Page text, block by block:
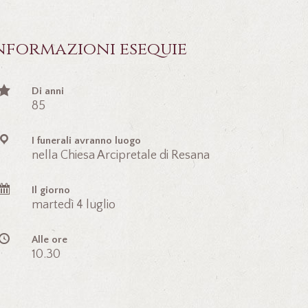
esequie
Di anni
85
I funerali avranno luogo
nella Chiesa Arcipretale di Resana
Il giorno
martedì 4 luglio
Alle ore
10.30